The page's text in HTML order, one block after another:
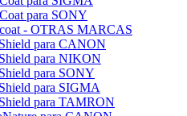
para SONY
- OTRAS MARCAS
para CANON
para NIKON
para SONY
para SIGMA
para TAMRON